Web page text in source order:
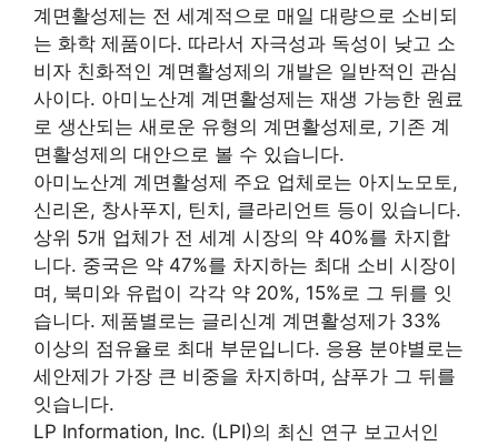
계면활성제는 전 세계적으로 매일 대량으로 소비되
는 화학 제품이다. 따라서 자극성과 독성이 낮고 소
비자 친화적인 계면활성제의 개발은 일반적인 관심
사이다. 아미노산계 계면활성제는 재생 가능한 원료
로 생산되는 새로운 유형의 계면활성제로, 기존 계
면활성제의 대안으로 볼 수 있습니다.
아미노산계 계면활성제 주요 업체로는 아지노모토,
신리온, 창사푸지, 틴치, 클라리언트 등이 있습니다.
상위 5개 업체가 전 세계 시장의 약 40%를 차지합
니다. 중국은 약 47%를 차지하는 최대 소비 시장이
며, 북미와 유럽이 각각 약 20%, 15%로 그 뒤를 잇
습니다. 제품별로는 글리신계 계면활성제가 33%
이상의 점유율로 최대 부문입니다. 응용 분야별로는
세안제가 가장 큰 비중을 차지하며, 샴푸가 그 뒤를
잇습니다.
LP Information, Inc. (LPI)의 최신 연구 보고서인